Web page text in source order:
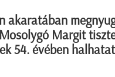
akaratában
Margit
54. évében